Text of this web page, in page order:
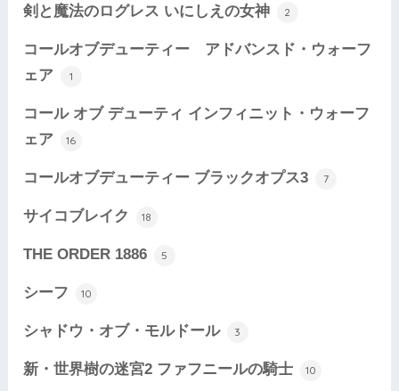
剣と魔法のログレス いにしえの女神 2
コールオブデューティー アドバンスド・ウォーフ
ェア
1
コール オブ デューティ インフィニット・ウォーフ
ェア
16
コールオブデューティー ブラックオプス3 7
サイコブレイク 18
THE ORDER 1886 5
シーフ 10
シャドウ・オブ・モルドール 3
新・世界樹の迷宮2 ファフニールの騎士 10